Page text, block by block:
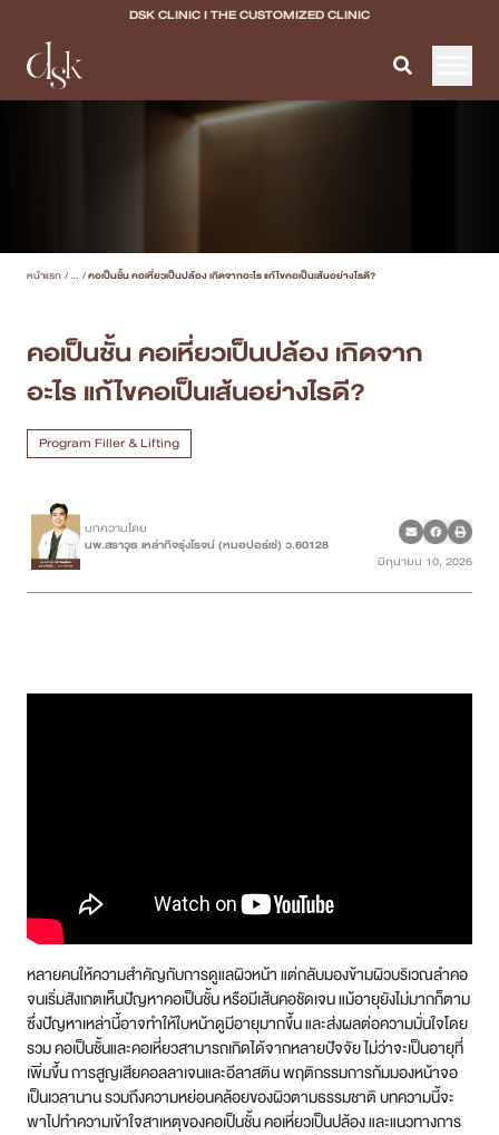
DSK CLINIC I THE CUSTOMIZED CLINIC
Program Filler & Lifting
Program Acne Scar
Program Skin Quality
Program Body Confidence
แพทย์ของเรา
เคสรีวิว
สาขา Siam Paragon
สาขา Stadium One
สาขา Asoke
สาขา MRT สุทธิสาร
สาขา เซ็นทรัลปิ่นเกล้า
หน้าแรก /... /คอเป็นชั้น คอเหี่ยวเป็นปล้อง เกิดจากอะไร แก้ไขคอเป็นเส้นอย่างไรดี?
คอเป็นชั้น คอเหี่ยวเป็นปล้อง เกิดจาก
อะไร แก้ไขคอเป็นเส้นอย่างไรดี?
Program Filler & Lifting
บทความโดย
นพ.สราวุธ เหล่ากิจรุ่งโรจน์ (หมอปอร์เช่) ว.60128
มิถุนายน 10, 2026
หลายคนให้ความสำคัญกับการดูแลผิวหน้า แต่กลับมองข้ามผิวบริเวณลำคอ
จนเริ่มสังเกตเห็นปัญหาคอเป็นชั้น หรือมีเส้นคอชัดเจน แม้อายุยังไม่มากก็ตาม
ซึ่งปัญหาเหล่านี้อาจทำให้ใบหน้าดูมีอายุมากขึ้น และส่งผลต่อความมั่นใจโดย
รวม คอเป็นชั้นและคอเหี่ยวสามารถเกิดได้จากหลายปัจจัย ไม่ว่าจะเป็นอายุที่
เพิ่มขึ้น การสูญเสียคอลลาเจนและอีลาสติน พฤติกรรมการก้มมองหน้าจอ
เป็นเวลานาน รวมถึงความหย่อนคล้อยของผิวตามธรรมชาติ บทความนี้จะ
พาไปทำความเข้าใจสาเหตุของคอเป็นชั้น คอเหี่ยวเป็นปล้อง และแนวทางการ